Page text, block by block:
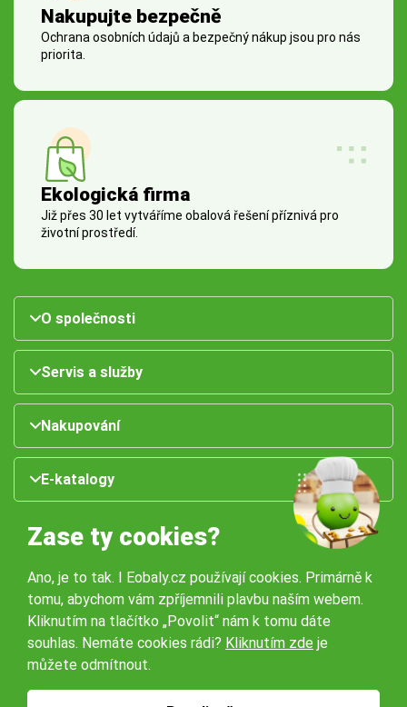
Nakupujte bezpečně
Ochrana osobních údajů a bezpečný nákup jsou pro nás
priorita.
Ekologická firma
Již přes 30 let vytváříme obalová řešení příznivá pro
životní prostředí.
O společnosti
Servis a služby
Nakupování
E-katalogy
Naše pobočky:
Obchodní podmínky
Zase ty cookies?
Ano, je to tak. I Eobaly.cz používají cookies. Primárně k
tomu, abychom vám zpříjemnili plavbu naším webem.
Kliknutím na tlačítko „Povolit“ nám k tomu dáte
souhlas. Nemáte cookies rádi? Kliknutím zde je
můžete odmítnout.